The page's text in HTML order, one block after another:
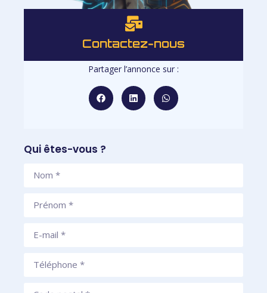
Contactez-nous
Partager l’annonce sur :
Qui êtes-vous ?